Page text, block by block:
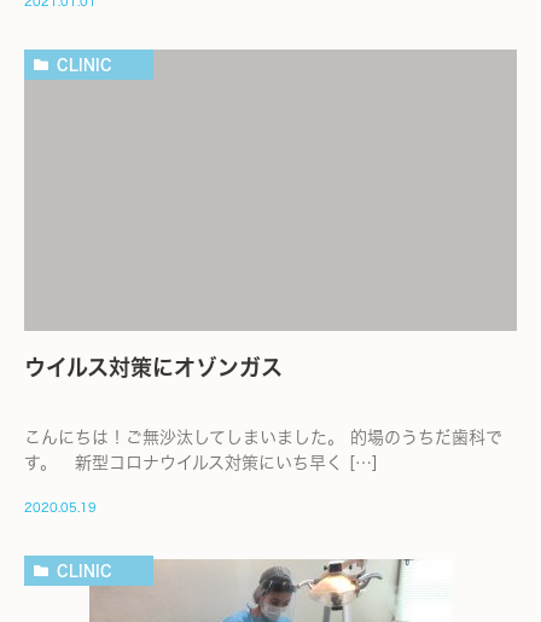
CLINIC
ウイルス対策にオゾンガス
こんにちは！ご無沙汰してしまいました。 的場のうちだ歯科で
す。 新型コロナウイルス対策にいち早く […]
2020.05.19
CLINIC